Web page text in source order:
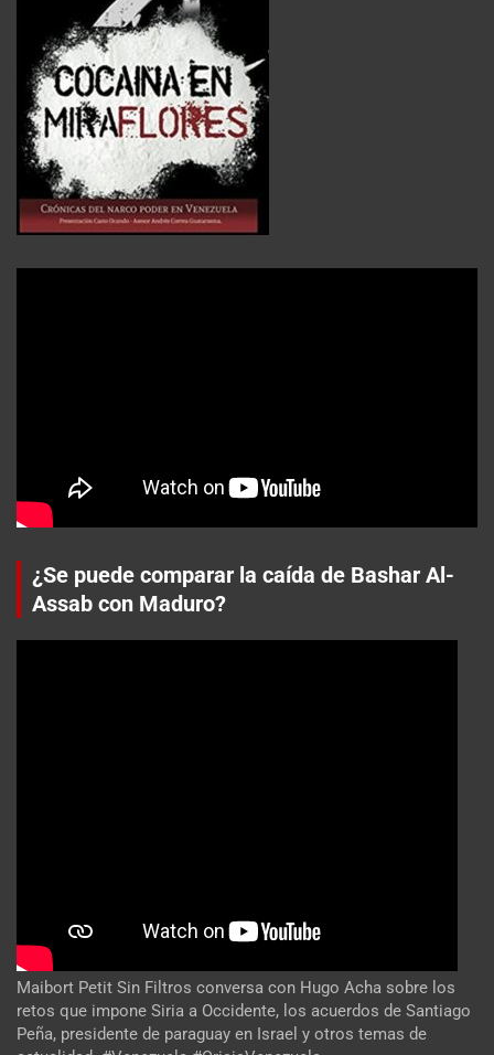
¿Se puede comparar la caída de Bashar Al-
Assab con Maduro?
Maibort Petit Sin Filtros conversa con Hugo Acha sobre los
retos que impone Siria a Occidente, los acuerdos de Santiago
Peña, presidente de paraguay en Israel y otros temas de